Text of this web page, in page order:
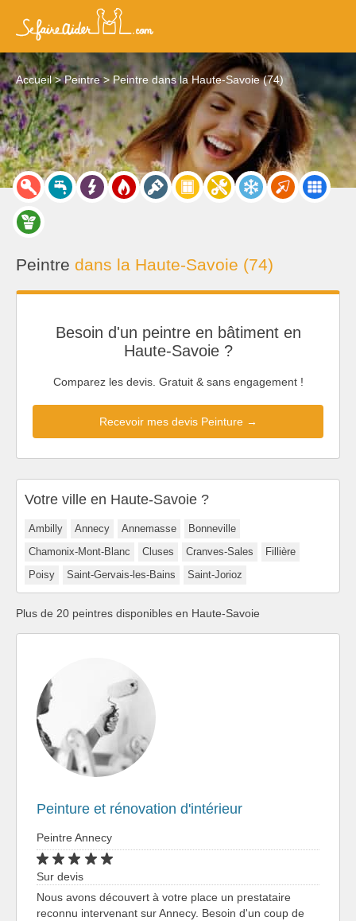
Accueil Peintre Peintre dans la Haute-Savoie (74)
Peintre dans la Haute-Savoie (74)
Besoin d'un peintre en bâtiment en
Haute-Savoie ?
Comparez les devis. Gratuit & sans engagement !
Recevoir mes devis Peinture →
Votre ville en Haute-Savoie ?
Ambilly Annecy Annemasse
Bonneville
Chamonix-Mont-Blanc
Cluses Cranves-Sales
Fillière
Poisy
Saint-Gervais-les-Bains Saint-Jorioz
Plus de 20 peintres disponibles en Haute-Savoie
Peinture et rénovation d'intérieur
Peintre Annecy
Sur devis
Nous avons découvert à votre place un prestataire
reconnu intervenant sur Annecy. Besoin d'un coup de